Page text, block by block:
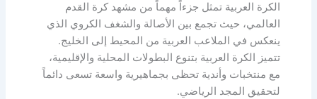
الكرة العربية تمثل جزءاً مهماً من مشهد كرة القدم
العالمي، حيث تجمع بين الأصالة والشغف الكروي الذي
ينعكس في الملاعب العربية من المحيط إلى الخليج.
تتميز الكرة العربية بتنوع البطولات المحلية والإقليمية،
مع منتخبات وأندية تحظى بجماهيرية واسعة تسعى دائماً
لتحقيق المجد الرياضي.